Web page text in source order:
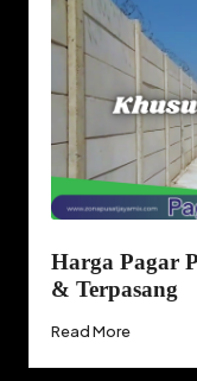
Harga Pagar
& Terpasang
Read More